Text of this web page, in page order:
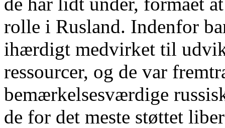
rolle i Rusland. Indenfor
ihærdigt medvirket til
ressourcer, og de var
bemærkelsesværdige
de for det meste støttet